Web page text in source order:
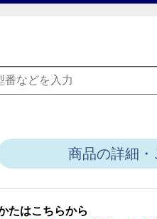
商品の詳細
たはこちらから